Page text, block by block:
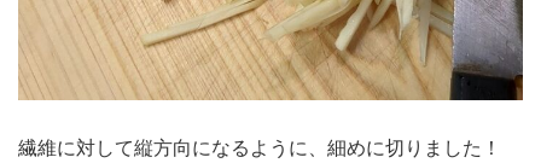
繊維に対して縦方向になるように、細めに切りました！